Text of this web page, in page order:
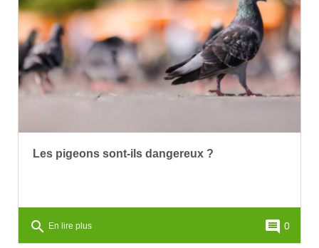
Les pigeons sont-ils dangereux ?
search En lire plus comment 0